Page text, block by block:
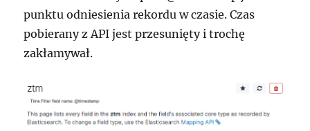
punktu odniesienia rekordu w czasie. Czas
pobierany z API jest przesunięty i trochę
zakłamywał.